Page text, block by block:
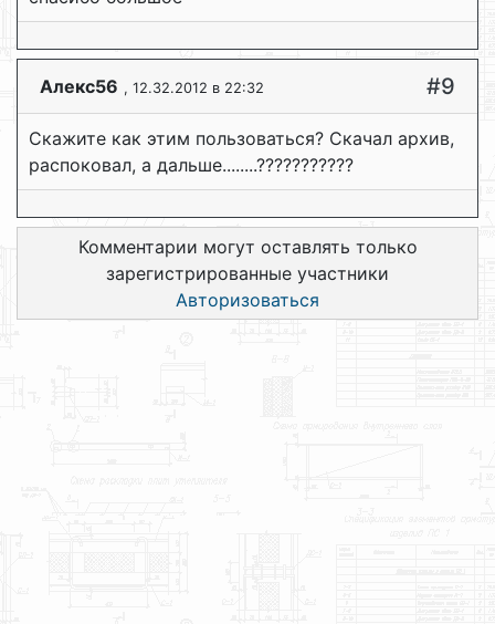
Алекс56 , 12.32.2012 в 22:32 #9
Скажите как этим пользоваться? Скачал архив,
распоковал, а дальше........???????????
Комментарии могут оставлять только
зарегистрированные участники
Авторизоваться